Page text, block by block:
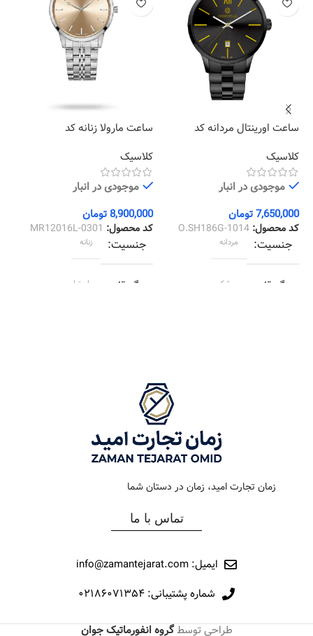
ساعت اورینتال مردانه کد
کلاسیک
موجودی در انبار
7,650,000تومان
کد محصول: O.SH186G-1014
جنسیت مردانه
رنگ قاب مشکي
کلاسیک
رفرانس 186
ساعت مارولا زنانه کد
کلاسیک
موجودی در انبار
8,900,000تومان
کد محصول: MR12016L-0301
جنسیت زنانه
رنگ قاب استیل
جنس بند
نوع ساعت
رفرانس
برند
زمان تجارت امید، زمان در دستان شما
تماس با ما
ایمیل: info@zamantejarat.com
شماره پشتیبانی: ۰۲۱۸۶۰۷۱۳۵۴
طراحی توسطگروه انفورماتیک جوان